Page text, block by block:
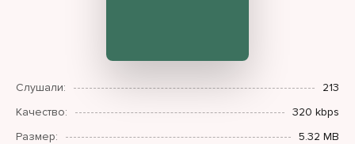
Слушали:
213
Качество:
320 kbps
Размер:
5.32 MB